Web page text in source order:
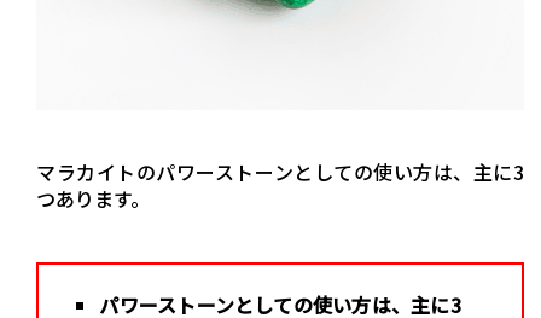
マラカイトのパワーストーンとしての使い方は、主に3
つあります。
パワーストーンとしての使い方は、主に3